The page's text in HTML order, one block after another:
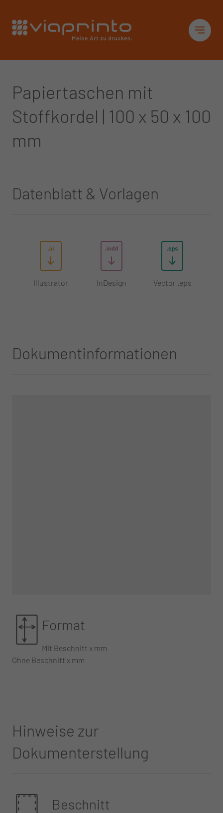
Papiertaschen mit
Stoffkordel | 100 x 50 x 100
mm
Datenblatt & Vorlagen
Illustrator InDesign Vector .eps
Dokumentinformationen
Format
Mit Beschnitt x mm
Ohne Beschnitt x mm
Hinweise zur
Dokumenterstellung
Beschnitt